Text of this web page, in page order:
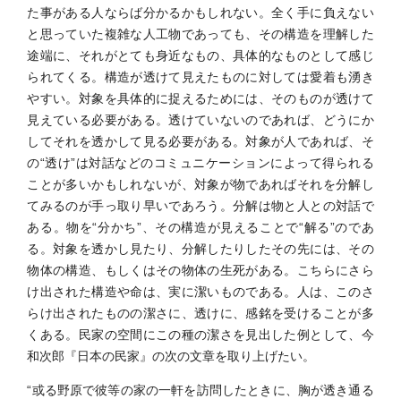
た事がある人ならば分かるかもしれない。全く手に負えない
と思っていた複雑な人工物であっても、その構造を理解した
途端に、それがとても身近なもの、具体的なものとして感じ
られてくる。構造が透けて見えたものに対しては愛着も湧き
やすい。対象を具体的に捉えるためには、そのものが透けて
見えている必要がある。透けていないのであれば、どうにか
してそれを透かして見る必要がある。対象が人であれば、そ
の“透け”は対話などのコミュニケーションによって得られる
ことが多いかもしれないが、対象が物であればそれを分解し
てみるのが手っ取り早いであろう。分解は物と人との対話で
ある。物を“分かち”、その構造が見えることで“解る”のであ
る。対象を透かし見たり、分解したりしたその先には、その
物体の構造、もしくはその物体の生死がある。こちらにさら
け出された構造や命は、実に潔いものである。人は、このさ
らけ出されたものの潔さに、透けに、感銘を受けることが多
くある。民家の空間にこの種の潔さを見出した例として、今
和次郎『日本の民家』の次の文章を取り上げたい。
“或る野原で彼等の家の一軒を訪問したときに、胸が透き通る